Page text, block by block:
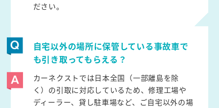
ださい。
自宅以外の場所に保管している事故車で
も引き取ってもらえる？
カーネクストでは日本全国（一部離島を除
く）の引取に対応しているため、修理工場や
ディーラー、貸し駐車場など、ご自宅以外の場